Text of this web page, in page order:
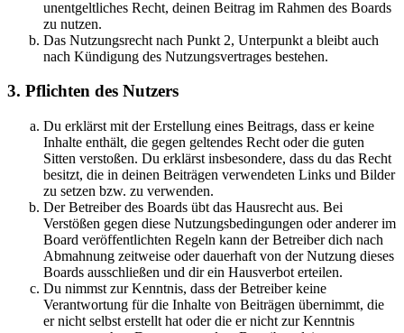
unentgeltliches Recht, deinen Beitrag im Rahmen des Boards
zu nutzen.
Das Nutzungsrecht nach Punkt 2, Unterpunkt a bleibt auch
nach Kündigung des Nutzungsvertrages bestehen.
3. Pflichten des Nutzers
Du erklärst mit der Erstellung eines Beitrags, dass er keine
Inhalte enthält, die gegen geltendes Recht oder die guten
Sitten verstoßen. Du erklärst insbesondere, dass du das Recht
besitzt, die in deinen Beiträgen verwendeten Links und Bilder
zu setzen bzw. zu verwenden.
Der Betreiber des Boards übt das Hausrecht aus. Bei
Verstößen gegen diese Nutzungsbedingungen oder anderer im
Board veröffentlichten Regeln kann der Betreiber dich nach
Abmahnung zeitweise oder dauerhaft von der Nutzung dieses
Boards ausschließen und dir ein Hausverbot erteilen.
Du nimmst zur Kenntnis, dass der Betreiber keine
Verantwortung für die Inhalte von Beiträgen übernimmt, die
er nicht selbst erstellt hat oder die er nicht zur Kenntnis